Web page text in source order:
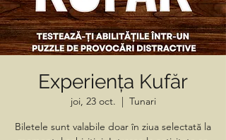
Experiența Kufăr
joi, 23 oct.
  |
Tunari
Biletele sunt valabile doar în ziua selectată la